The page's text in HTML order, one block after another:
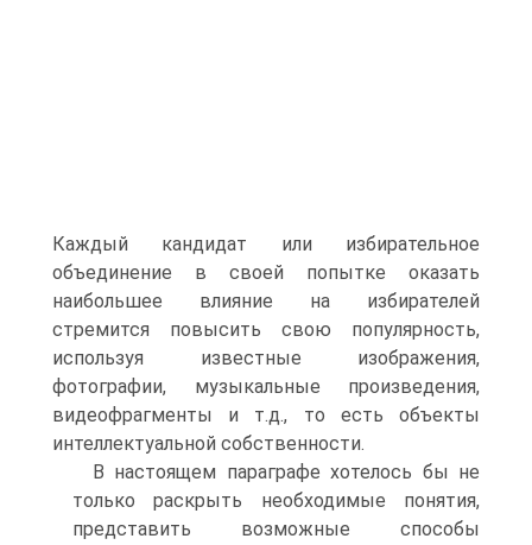
Каждый кандидат или избирательное
объединение в своей попытке оказать
наибольшее влияние на избирателей
стремится повысить свою популярность,
используя известные изображения,
фотографии, музыкальные произведения,
видеофрагменты и т.д., то есть объекты
интеллектуальной собственности.
В настоящем параграфе хотелось бы не
только раскрыть необходимые понятия,
представить возможные способы